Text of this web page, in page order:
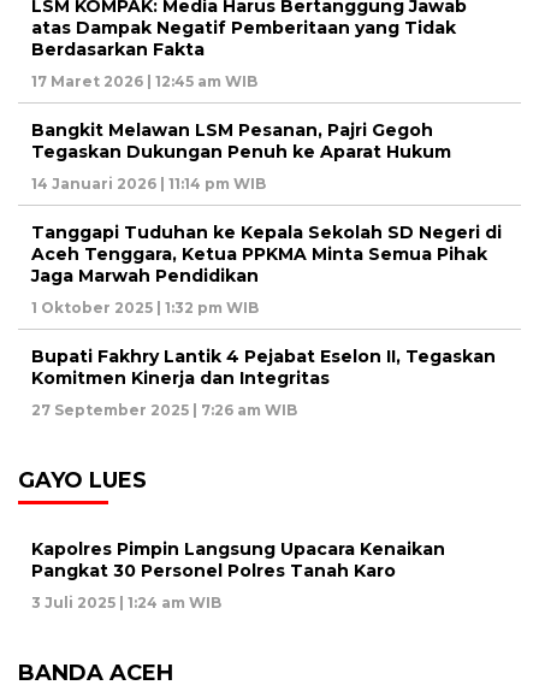
LSM KOMPAK: Media Harus Bertanggung Jawab
atas Dampak Negatif Pemberitaan yang Tidak
Berdasarkan Fakta
17 Maret 2026 | 12:45 am WIB
Bangkit Melawan LSM Pesanan, Pajri Gegoh
Tegaskan Dukungan Penuh ke Aparat Hukum
14 Januari 2026 | 11:14 pm WIB
Tanggapi Tuduhan ke Kepala Sekolah SD Negeri di
Aceh Tenggara, Ketua PPKMA Minta Semua Pihak
Jaga Marwah Pendidikan
1 Oktober 2025 | 1:32 pm WIB
Bupati Fakhry Lantik 4 Pejabat Eselon II, Tegaskan
Komitmen Kinerja dan Integritas
27 September 2025 | 7:26 am WIB
GAYO LUES
Kapolres Pimpin Langsung Upacara Kenaikan
Pangkat 30 Personel Polres Tanah Karo
3 Juli 2025 | 1:24 am WIB
BANDA ACEH